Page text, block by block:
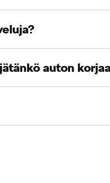
auton